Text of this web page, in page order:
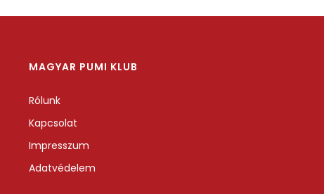
MAGYAR PUMI KLUB
Rólunk
Kapcsolat
Impresszum
Adatvédelem